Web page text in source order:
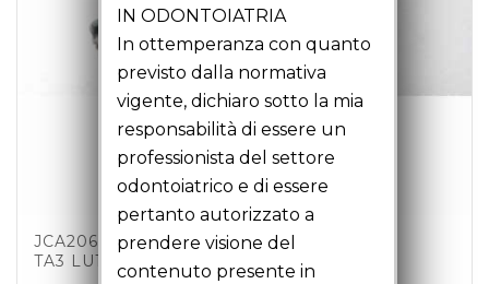
JCA20602 – FRESA TORICA MM2 Z4 C6
TA3 LU18 LT51
IN ODONTOIATRIA
In ottemperanza con quanto
previsto dalla normativa
vigente, dichiaro sotto la mia
responsabilità di essere un
professionista del settore
odontoiatrico e di essere
pertanto autorizzato a
prendere visione del
contenuto presente in